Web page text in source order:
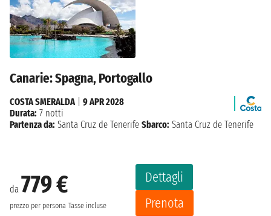
Canarie: Spagna, Portogallo
da 779 €
prezzo per persona Tasse incluse
Dettagli
Prenota
COSTA SMERALDA| 9 APR 2028
Durata: 7 notti
Partenza da: Santa Cruz de Tenerife Sbarco: Santa Cruz de Tenerife